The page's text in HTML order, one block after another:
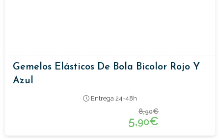
Gemelos Elásticos De Bola Bicolor Rojo Y
Azul
Entrega 24-48h
8,90€
5,90€